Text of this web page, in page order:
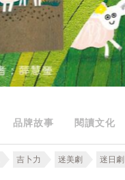
品牌故事 閱讀文化
吉卜力 迷美劇 迷日劇